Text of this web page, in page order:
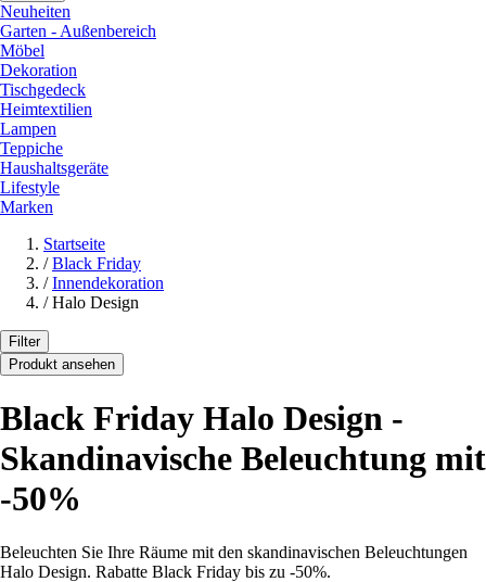
Neuheiten
Garten - Außenbereich
Möbel
Dekoration
Tischgedeck
Heimtextilien
Lampen
Teppiche
Haushaltsgeräte
Lifestyle
Marken
Startseite
/ Black Friday
/ Innendekoration
/ Halo Design
Filter
Produkt ansehen
Black Friday Halo Design -
Skandinavische Beleuchtung mit
-50%
Beleuchten Sie Ihre Räume mit den skandinavischen Beleuchtungen
Halo Design. Rabatte Black Friday bis zu -50%.